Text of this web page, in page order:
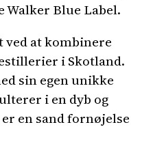
Walker Blue Label.
ved at kombinere
i Skotland.
sin egen unikke
i en dyb og
en sand fornøjelse